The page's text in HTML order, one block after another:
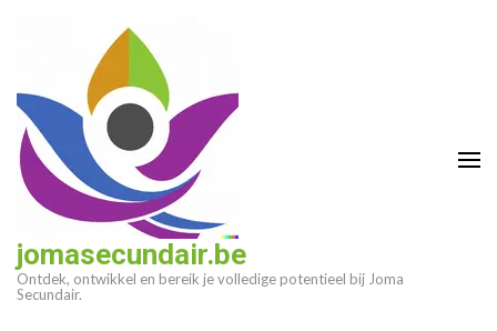
(druk
enter)
jomasecundair.be
Ontdek, ontwikkel en bereik je volledige potentieel bij Joma
Secundair.